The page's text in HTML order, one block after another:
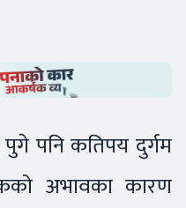
पनि कतिपय दुर्गम
अभावका कारण